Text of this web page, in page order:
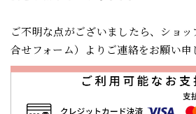
ご不明な点がございましたら、ショッ
合せフォーム）よりご連絡をお願い申